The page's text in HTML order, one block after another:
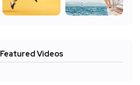
Featured Videos